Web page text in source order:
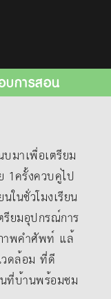
บการสอน
าเพื่อเตรียม
1ครั้งควบคู่ไป
ในชั่วโมงเรียน
ยมอุปกรณ์การ
าพคําศัพท์ แล้
วดล้อม ที่ดี
ที่บ้านพร้อมชม